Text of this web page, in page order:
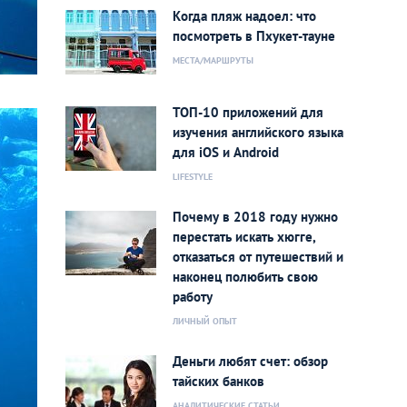
Когда пляж надоел: что
посмотреть в Пхукет-тауне
МЕСТА/МАРШРУТЫ
ТОП-10 приложений для
изучения английского языка
для iOS и Android
LIFESTYLE
Почему в 2018 году нужно
перестать искать хюгге,
отказаться от путешествий и
наконец полюбить свою
работу
ЛИЧНЫЙ ОПЫТ
Деньги любят счет: обзор
тайских банков